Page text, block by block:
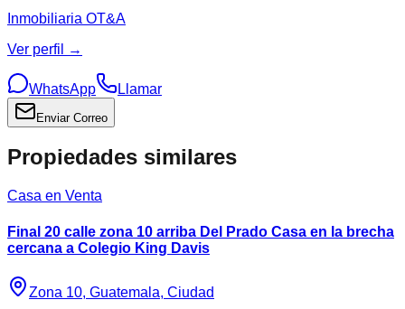
Inmobiliaria OT&A
Ver perfil →
WhatsApp Llamar
Enviar Correo
Propiedades similares
Casa en Venta
Final 20 calle zona 10 arriba Del Prado Casa en la brecha
cercana a Colegio King Davis
Zona 10, Guatemala, Ciudad